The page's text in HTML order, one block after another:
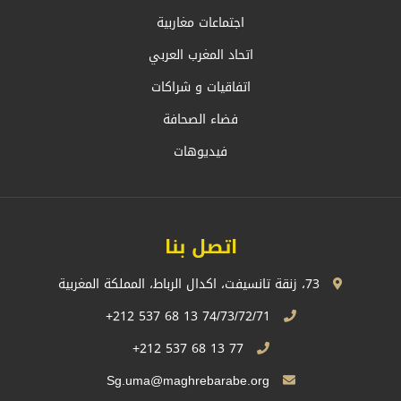
اجتماعات مغاربية
اتحاد المغرب العربي
اتفاقيات و شراكات
فضاء الصحافة
فيديوهات
اتصل بنا
77 13 68 537 212+